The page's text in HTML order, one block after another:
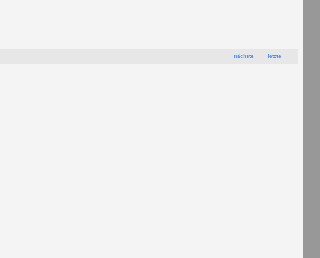
nächste letzte